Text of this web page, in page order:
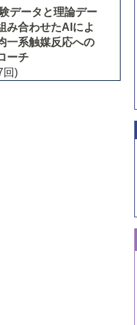
データと理論デー
み合わせたAIによ
一系触媒反応への
ーチ
回)